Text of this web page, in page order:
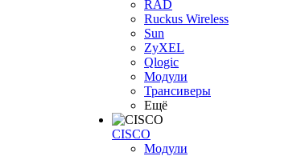
RAD
Ruckus Wireless
Sun
ZyXEL
Qlogic
Модули
Трансиверы
Ещё
CISCO
Модули